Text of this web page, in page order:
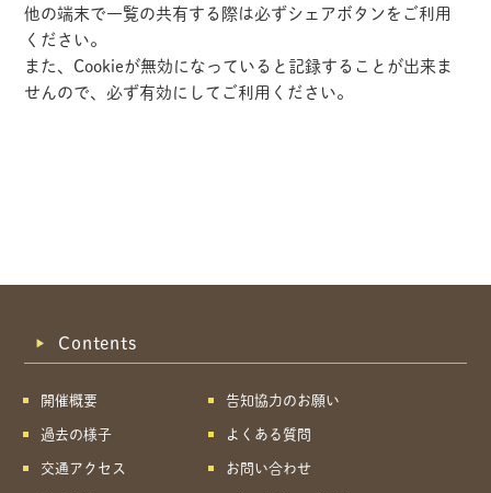
他の端末で一覧の共有する際は必ずシェアボタンをご利用
ください。
また、Cookieが無効になっていると記録することが出来ま
せんので、必ず有効にしてご利用ください。
Contents
開催概要
過去の様子
交通アクセス
告知協力のお願い
よくある質問
お問い合わせ